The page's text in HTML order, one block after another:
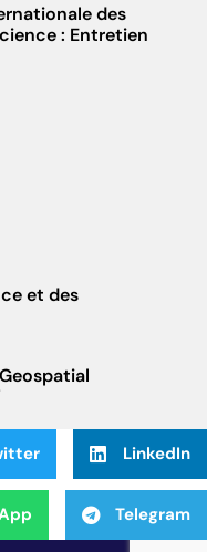
des
: Entretien
et des
LinkedIn
Telegram